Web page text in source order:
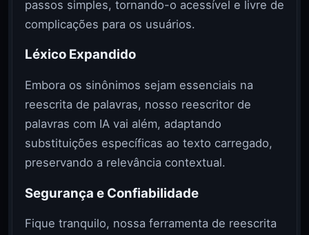
passos simples, tornando-o acessível e livre de
complicações para os usuários.
Léxico Expandido
Embora os sinônimos sejam essenciais na
reescrita de palavras, nosso reescritor de
palavras com IA vai além, adaptando
substituições específicas ao texto carregado,
preservando a relevância contextual.
Segurança e Confiabilidade
Fique tranquilo, nossa ferramenta de reescrita